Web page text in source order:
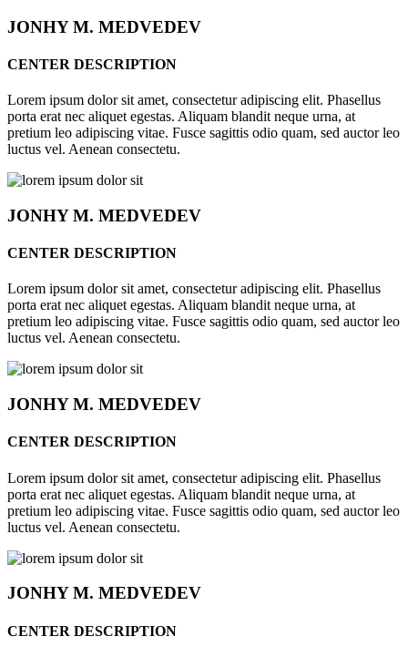
JONHYM. MEDVEDEV
CENTER DESCRIPTION
Lorem ipsum dolor sit amet, consectetur adipiscing elit. Phasellus
porta erat nec aliquet egestas. Aliquam blandit neque urna, at
pretium leo adipiscing vitae. Fusce sagittis odio quam, sed auctor leo
luctus vel. Aenean consectetu.
JONHYM. MEDVEDEV
CENTER DESCRIPTION
Lorem ipsum dolor sit amet, consectetur adipiscing elit. Phasellus
porta erat nec aliquet egestas. Aliquam blandit neque urna, at
pretium leo adipiscing vitae. Fusce sagittis odio quam, sed auctor leo
luctus vel. Aenean consectetu.
JONHYM. MEDVEDEV
CENTER DESCRIPTION
Lorem ipsum dolor sit amet, consectetur adipiscing elit. Phasellus
porta erat nec aliquet egestas. Aliquam blandit neque urna, at
pretium leo adipiscing vitae. Fusce sagittis odio quam, sed auctor leo
luctus vel. Aenean consectetu.
JONHYM. MEDVEDEV
CENTER DESCRIPTION